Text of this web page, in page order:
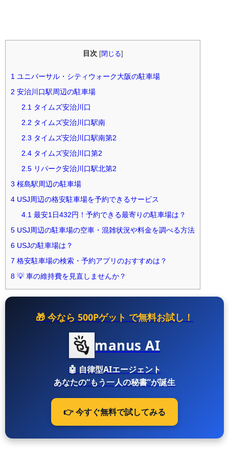
目次 [閉じる]
1 ユニバーサル・シティウォーク大阪の駐車場
2 安治川口駅周辺の駐車場
2.1 タイムズ安治川口
2.2 タイムズ安治川口駅南
2.3 タイムズ安治川口駅南第2
2.4 タイムズ安治川口第2
2.5 リパーク安治川口駅北第2
3 桜島駅周辺の駐車場
4 USJ周辺の格安駐車場を予約できるサービス
4.1 最安1日432円！予約できる最寄りの駐車場は？
5 USJ周辺の駐車場の空車・混雑状況や料金を調べる方法
6 USJの駐車場は？
7 格安駐車場の検索・予約アプリのおすすめは？
8 💡 車の維持費を見直しませんか？
🎁 今なら 500Pゲット で無料お試し！
manus AI
🤖 自律型AIエージェント
あなたの“もう一人の秘書”が誕生
👉 今すぐ無料で試してみる